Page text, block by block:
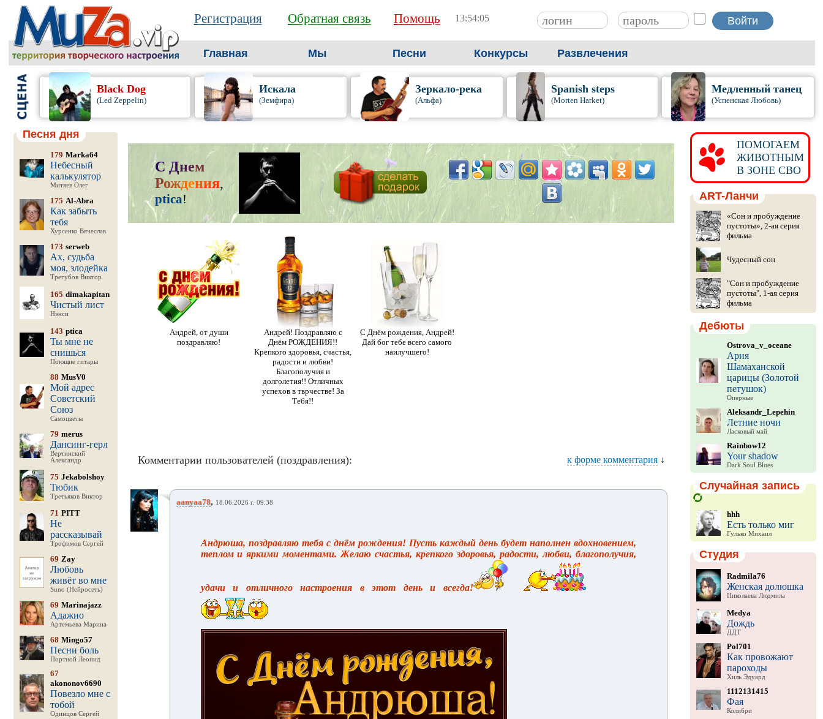
Регистрация Обратная связь Помощь 13:54:07
Главная Мы Песни Конкурсы Развлечения
Black Dog
(Led Zeppelin)
Искала
(Земфира)
Зеркало-река
(Альфа)
Spanish steps
(Morten Harket)
Медленный танец
(Успенская Любовь)
Песня дня
179 Marka64
Небесный
калькулятор
Митяев Олег
175 Al-Abra
Как забыть
тебя
Хурсенко Вячеслав
173 serweb
Ах, судьба
моя, злодейка
Трегубов Виктор
165 dimakapitan
Чистый лист
Нэнси
143 ptica
Ты мне не
снишься
Поющие гитары
88 MusV0
Мой адрес
Советский
Союз
Самоцветы
79 merus
Дансинг-герл
Вертинский
Александр
75 Jekabolshoy
Тюбик
Третьяков Виктор
71 PITT
Не
рассказывай
Трофимов Сергей
69 Zay
Любовь
живёт во мне
Suno (Нейросеть)
69 Marinajazz
Адажио
Артемьева Марина
68 Mingo57
Песни боль
Портной Леонид
67
akononov6690
Повезло мне с
тобой
Одинцов Сергей
С Днем
Рождения,
ptica!
Андрей, от души
поздравляю!
Андрей! Поздравляю с
Днём РОЖДЕНИЯ!!
Крепкого здоровья, счастья,
радости и любви!
Благополучия и
долголетия!! Отличных
успехов в тврчестве! За
Тебя!!
С Днём рождения, Андрей!
Дай бог тебе всего самого
наилучшего!
Комментарии пользователей (поздравления): к форме комментария↓
aanyaa78, 18.06.2026 г. 09:38
Андрюша, поздравляю тебя с днём рождения! Пусть каждый день будет наполнен вдохновением,
теплом и яркими моментами. Желаю счастья, крепкого здоровья, радости, любви, благополучия,
удачи и отличного настроения в этот день и всегда!
ПОМОГАЕМ
ЖИВОТНЫМ
В ЗОНЕ СВО
ART-Ланчи
«Сон и пробуждение
пустоты», 2-ая серия
фильма
Чудесный сон
"Сон и пробуждение
пустоты", 1-ая серия
фильма
Дебюты
Ostrova_v_oceane
Ария
Шамаханской
царицы (Золотой
петушок)
Оперные
Aleksandr_Lepehin
Летние ночи
Ласковый май
Rainbow12
Your shadow
Dark Soul Blues
Случайная запись
hhh
Есть только миг
Гулько Михаил
Студия
Radmila76
Женская долюшка
Николаева Людмила
Medya
Дождь
ДДТ
Pol701
Как провожают
пароходы
Хиль Эдуард
1112131415
Фая
Колибри